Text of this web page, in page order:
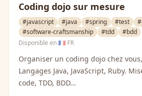
Coding dojo sur mesure
#javascript #java #spring #test
#software-craftsmanship
#tdd
#bdd
Disponible en🇫🇷 FR
Organiser un coding dojo chez
Langages Java, JavaScript, Ruby.
code, TDD, BDD…